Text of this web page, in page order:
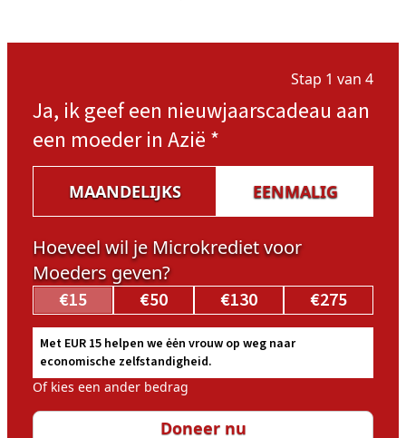
Stap 1 van 4
Ja, ik geef een nieuwjaarscadeau aan
een moeder in Azië *
MAANDELIJKS EENMALIG
Hoeveel wil je Microkrediet voor
Moeders geven?
€15 €50 €130 €275
Met EUR 15 helpen we ėėn vrouw op weg naar
economische zelfstandigheid.
Of kies een ander bedrag